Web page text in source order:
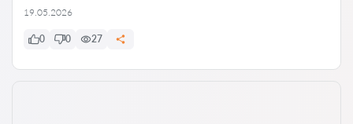
19.05.2026
0 0 27